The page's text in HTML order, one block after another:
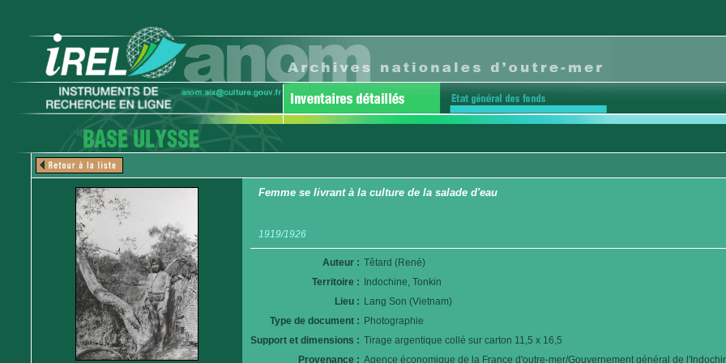
Femme se livrant à la culture de la salade d'eau
1919/1926
Auteur : Têtard (René)
Territoire :
Indochine, Tonkin
Lieu : Lang Son (Vietnam)
Type de document : Photographie
Support et dimensions : Tirage argentique collé sur carton 11,5 x 16,5
Provenance : Agence économique de la France d'outre-mer/Gouvernement général de